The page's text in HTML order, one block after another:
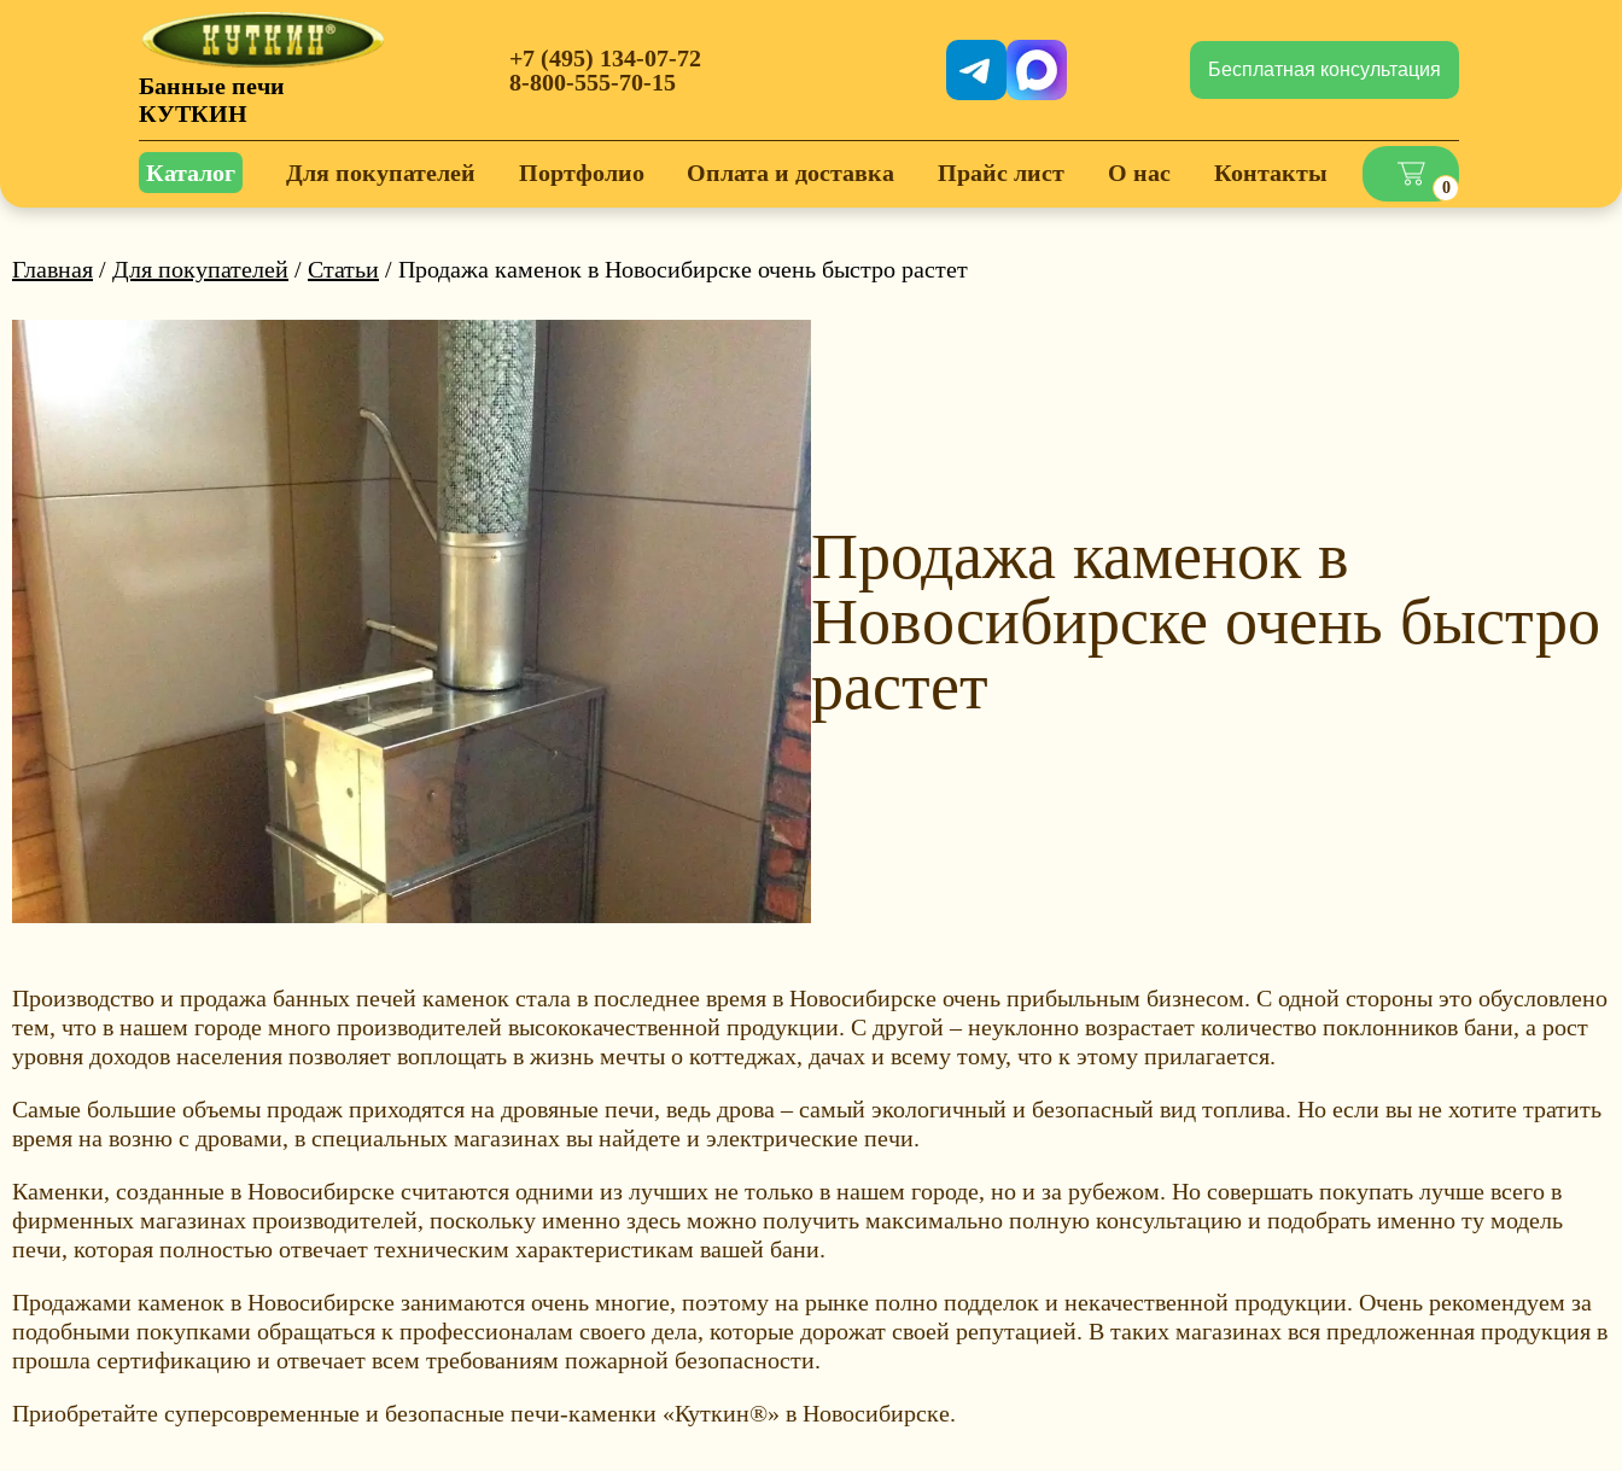
Банные печи
КУТКИН
+7 (495) 134-07-72
8-800-555-70-15
Бесплатная консультация
Каталог Для покупателей Портфолио Оплата и доставка Прайс лист О нас Контакты
0
Главная / Для покупателей / Статьи / Продажа каменок в Новосибирске очень быстро растет
Продажа каменок в
Новосибирске очень быстро
растет
Производство и продажа банных печей каменок стала в последнее время в Новосибирске очень прибыльным бизнесом. С одной стороны это обусловлено
тем, что в нашем городе много производителей высококачественной продукции. С другой – неуклонно возрастает количество поклонников бани, а рост
уровня доходов населения позволяет воплощать в жизнь мечты о коттеджах, дачах и всему тому, что к этому прилагается.
Самые большие объемы продаж приходятся на дровяные печи, ведь дрова – самый экологичный и безопасный вид топлива. Но если вы не хотите тратить
время на возню с дровами, в специальных магазинах вы найдете и электрические печи.
Каменки, созданные в Новосибирске считаются одними из лучших не только в нашем городе, но и за рубежом. Но совершать покупать лучше всего в
фирменных магазинах производителей, поскольку именно здесь можно получить максимально полную консультацию и подобрать именно ту модель
печи, которая полностью отвечает техническим характеристикам вашей бани.
Продажами каменок в Новосибирске занимаются очень многие, поэтому на рынке полно подделок и некачественной продукции. Очень рекомендуем за
подобными покупками обращаться к профессионалам своего дела, которые дорожат своей репутацией. В таких магазинах вся предложенная продукция в
прошла сертификацию и отвечает всем требованиям пожарной безопасности.
Приобретайте суперсовременные и безопасные печи-каменки «Куткин®» в Новосибирске.